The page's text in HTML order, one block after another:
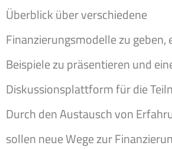
Überblick über verschiedene
Finanzierungsmodelle zu geben,
Beispiele zu präsentieren und
Diskussionsplattform für die
Durch den Austausch von
sollen neue Wege zur